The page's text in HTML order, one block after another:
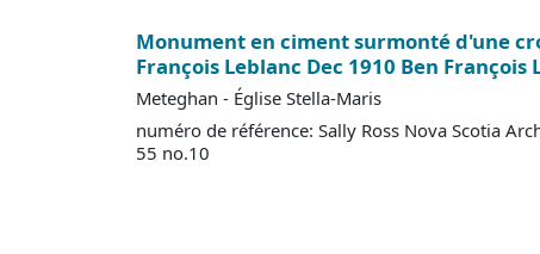
Monument en ciment surmonté d'une
François Leblanc Dec 1910 Ben François
Meteghan - Église Stella-Maris
numéro de référence: Sally Ross Nova Scotia
55 no.10